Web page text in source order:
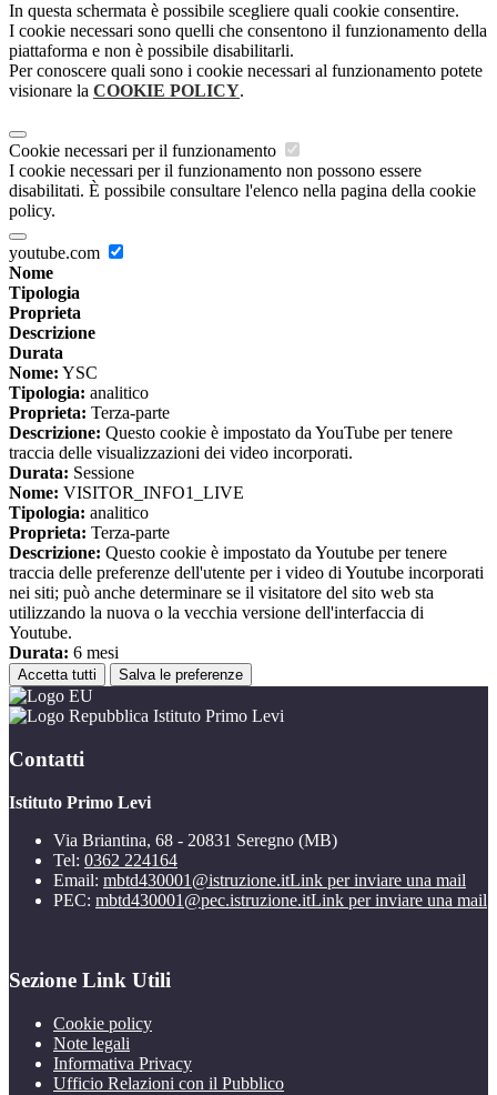
In questa schermata è possibile scegliere quali cookie consentire.
I cookie necessari sono quelli che consentono il funzionamento della
piattaforma e non è possibile disabilitarli.
Per conoscere quali sono i cookie necessari al funzionamento potete
visionare la COOKIE POLICY.
Cookie necessari per il funzionamento
I cookie necessari per il funzionamento non possono essere
disabilitati. È possibile consultare l'elenco nella pagina della cookie
policy.
youtube.com
Nome
Tipologia
Proprieta
Descrizione
Durata
Nome: YSC
Tipologia: analitico
Proprieta: Terza-parte
Descrizione: Questo cookie è impostato da YouTube per tenere
traccia delle visualizzazioni dei video incorporati.
Durata: Sessione
Nome: VISITOR_INFO1_LIVE
Tipologia: analitico
Proprieta: Terza-parte
Descrizione: Questo cookie è impostato da Youtube per tenere
traccia delle preferenze dell'utente per i video di Youtube incorporati
nei siti; può anche determinare se il visitatore del sito web sta
utilizzando la nuova o la vecchia versione dell'interfaccia di
Youtube.
Durata: 6 mesi
Accetta tutti Salva le preferenze
Istituto Primo Levi
Contatti
Istituto Primo Levi
Via Briantina, 68 - 20831 Seregno (MB)
Tel: 0362 224164
Email: mbtd430001@istruzione.itLink per inviare una mail
PEC: mbtd430001@pec.istruzione.itLink per inviare una mail
Sezione Link Utili
Cookie policy
Note legali
Informativa Privacy
Ufficio Relazioni con il Pubblico